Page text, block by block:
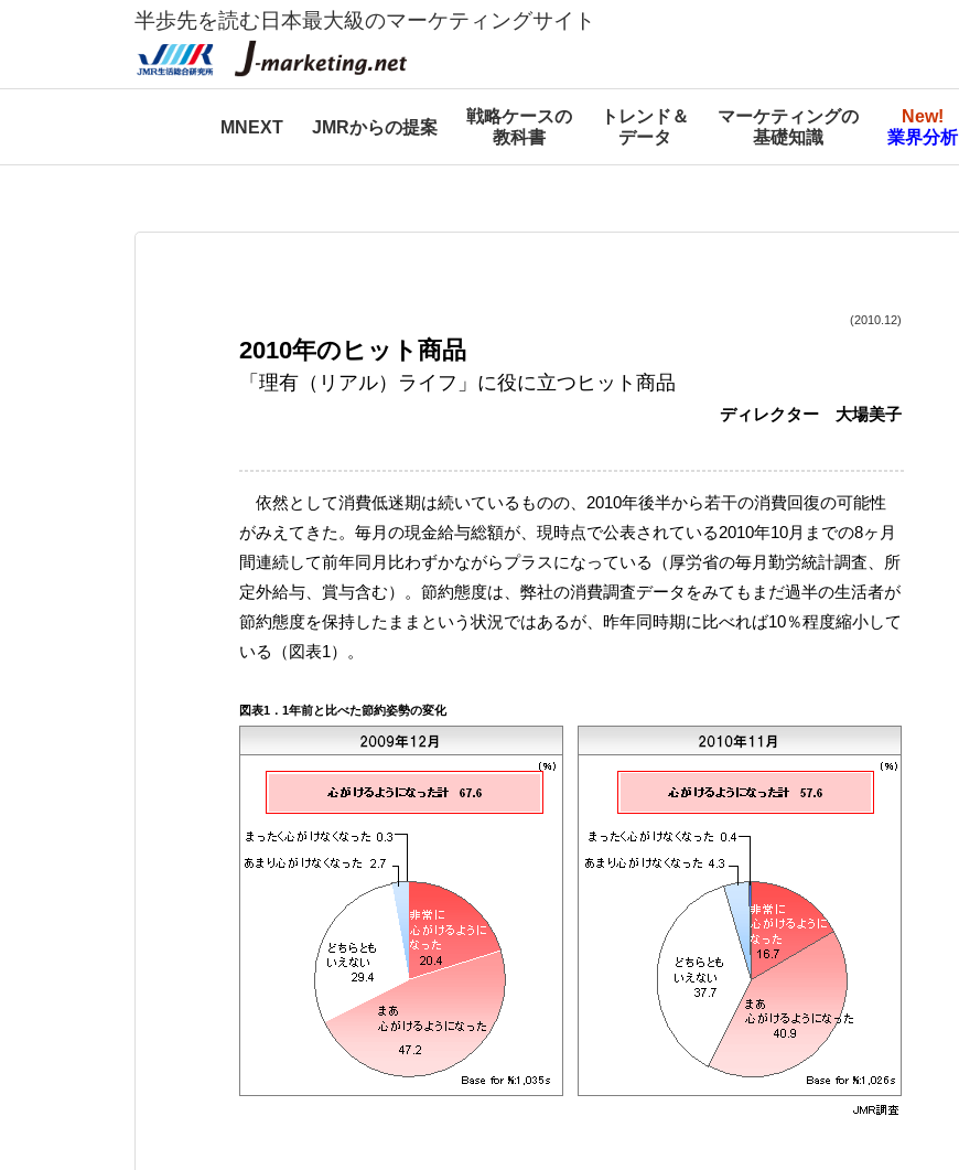
半歩先を読む日本最大級のマーケティングサイト
MNEXT JMRからの提案
戦略ケースの
教科書
トレンド＆
データ
マーケティングの
基礎知識
New!
業界分析
(2010.12)
2010年のヒット商品
「理有（リアル）ライフ」に役に立つヒット商品
ディレクター 大場美子
依然として消費低迷期は続いているものの、2010年後半から若干の消費回復の可能性
がみえてきた。毎月の現金給与総額が、現時点で公表されている2010年10月までの8ヶ月
間連続して前年同月比わずかながらプラスになっている（厚労省の毎月勤労統計調査、所
定外給与、賞与含む）。節約態度は、弊社の消費調査データをみてもまだ過半の生活者が
節約態度を保持したままという状況ではあるが、昨年同時期に比べれば10％程度縮小して
いる（図表1）。
図表1．1年前と比べた節約姿勢の変化